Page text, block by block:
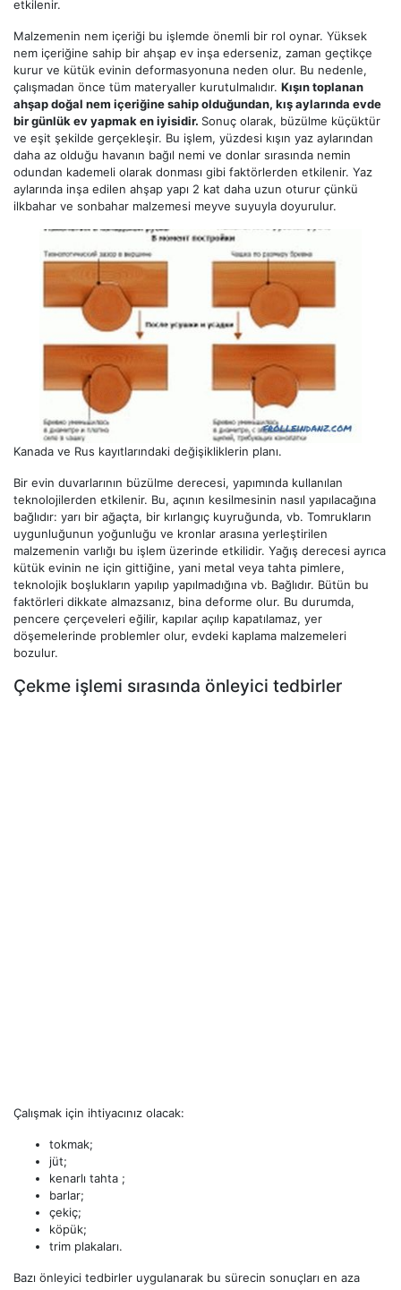
etkilenir.
Malzemenin nem içeriği bu işlemde önemli bir rol oynar. Yüksek
nem içeriğine sahip bir ahşap ev inşa ederseniz, zaman geçtikçe
kurur ve kütük evinin deformasyonuna neden olur. Bu nedenle,
çalışmadan önce tüm materyaller kurutulmalıdır. Kışın toplanan
ahşap doğal nem içeriğine sahip olduğundan, kış aylarında evde
bir günlük ev yapmak en iyisidir. Sonuç olarak, büzülme küçüktür
ve eşit şekilde gerçekleşir. Bu işlem, yüzdesi kışın yaz aylarından
daha az olduğu havanın bağıl nemi ve donlar sırasında nemin
odundan kademeli olarak donması gibi faktörlerden etkilenir. Yaz
aylarında inşa edilen ahşap yapı 2 kat daha uzun oturur çünkü
ilkbahar ve sonbahar malzemesi meyve suyuyla doyurulur.
Kanada ve Rus kayıtlarındaki değişikliklerin planı.
Bir evin duvarlarının büzülme derecesi, yapımında kullanılan
teknolojilerden etkilenir. Bu, açının kesilmesinin nasıl yapılacağına
bağlıdır: yarı bir ağaçta, bir kırlangıç ​​kuyruğunda, vb. Tomrukların
uygunluğunun yoğunluğu ve kronlar arasına yerleştirilen
malzemenin varlığı bu işlem üzerinde etkilidir. Yağış derecesi ayrıca
kütük evinin ne için gittiğine, yani metal veya tahta pimlere,
teknolojik boşlukların yapılıp yapılmadığına vb. Bağlıdır. Bütün bu
faktörleri dikkate almazsanız, bina deforme olur. Bu durumda,
pencere çerçeveleri eğilir, kapılar açılıp kapatılamaz, yer
döşemelerinde problemler olur, evdeki kaplama malzemeleri
bozulur.
Çekme işlemi sırasında önleyici tedbirler
Çalışmak için ihtiyacınız olacak:
tokmak;
jüt;
kenarlı tahta ;
barlar;
çekiç;
köpük;
trim plakaları.
Bazı önleyici tedbirler uygulanarak bu sürecin sonuçları en aza